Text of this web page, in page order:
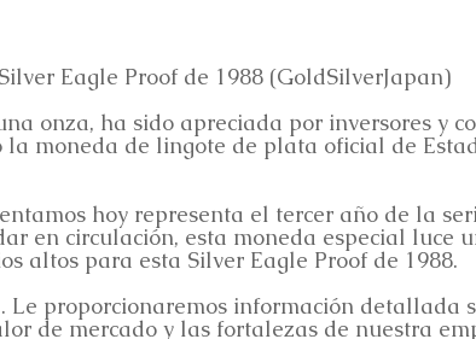
Eagle Proof de 1988 (GoldSilverJapan)
onza, ha sido apreciada por inversores y
moneda de lingote de plata oficial de
hoy representa el tercer año de la
en circulación, esta moneda especial luce
altos para esta Silver Eagle Proof de 1988.
proporcionaremos información detallada
de mercado y las fortalezas de nuestra